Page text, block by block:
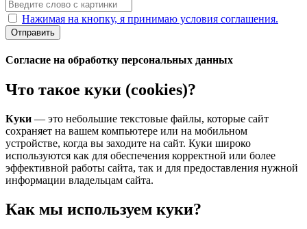
Нажимая на кнопку, я принимаю условия соглашения.
Отправить
Согласие на обработку персональных данных
Что такое куки (cookies)?
Куки — это небольшие текстовые файлы, которые сайт
сохраняет на вашем компьютере или на мобильном
устройстве, когда вы заходите на сайт. Куки широко
используются как для обеспечения корректной или более
эффективной работы сайта, так и для предоставления нужной
информации владельцам сайта.
Как мы используем куки?